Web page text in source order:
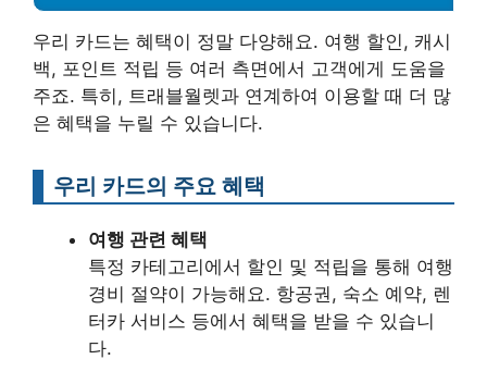
우리 카드는 혜택이 정말 다양해요. 여행 할인, 캐시
백, 포인트 적립 등 여러 측면에서 고객에게 도움을
주죠. 특히, 트래블월렛과 연계하여 이용할 때 더 많
은 혜택을 누릴 수 있습니다.
우리 카드의 주요 혜택
여행 관련 혜택
특정 카테고리에서 할인 및 적립을 통해 여행
경비 절약이 가능해요. 항공권, 숙소 예약, 렌
터카 서비스 등에서 혜택을 받을 수 있습니
다.